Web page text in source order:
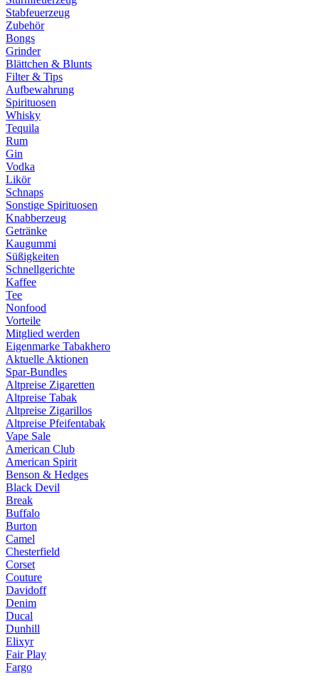
Stabfeuerzeug
Zubehör
Bongs
Grinder
Blättchen & Blunts
Filter & Tips
Aufbewahrung
Spirituosen
Whisky
Tequila
Rum
Gin
Vodka
Likör
Schnaps
Sonstige Spirituosen
Knabberzeug
Getränke
Kaugummi
Süßigkeiten
Schnellgerichte
Kaffee
Tee
Nonfood
Vorteile
Mitglied werden
Eigenmarke Tabakhero
Aktuelle Aktionen
Spar-Bundles
Altpreise Zigaretten
Altpreise Tabak
Altpreise Zigarillos
Altpreise Pfeifentabak
Vape Sale
American Club
American Spirit
Benson & Hedges
Black Devil
Break
Buffalo
Burton
Camel
Chesterfield
Corset
Couture
Davidoff
Denim
Ducal
Dunhill
Elixyr
Fair Play
Fargo